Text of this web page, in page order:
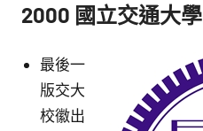
2000 國立交通大學
最後一
版交大
校徽出